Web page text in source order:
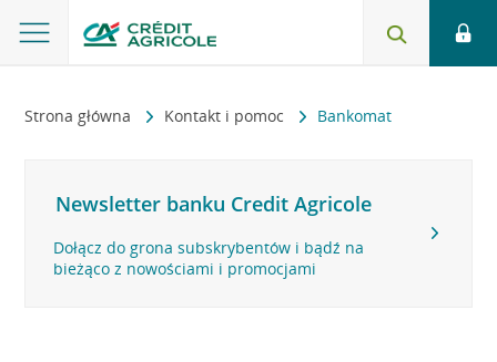
Strona główna Kontakt i pomoc Bankomat
Newsletter banku Credit Agricole
Dołącz do grona subskrybentów i bądź na
bieżąco z nowościami i promocjami